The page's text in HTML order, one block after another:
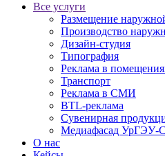
Все услуги
Размещение
Производство
Дизайн-студия
Типография
Реклама в
Транспорт
Реклама в СМИ
BTL-реклама
Сувенирная
Медиафасад
О нас